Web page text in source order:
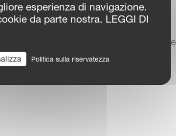
del trattore
in bagno d'olio completamente
esperienza di navigazione.
da parte nostra. LEGGI DI
Politica sulla riservatezza